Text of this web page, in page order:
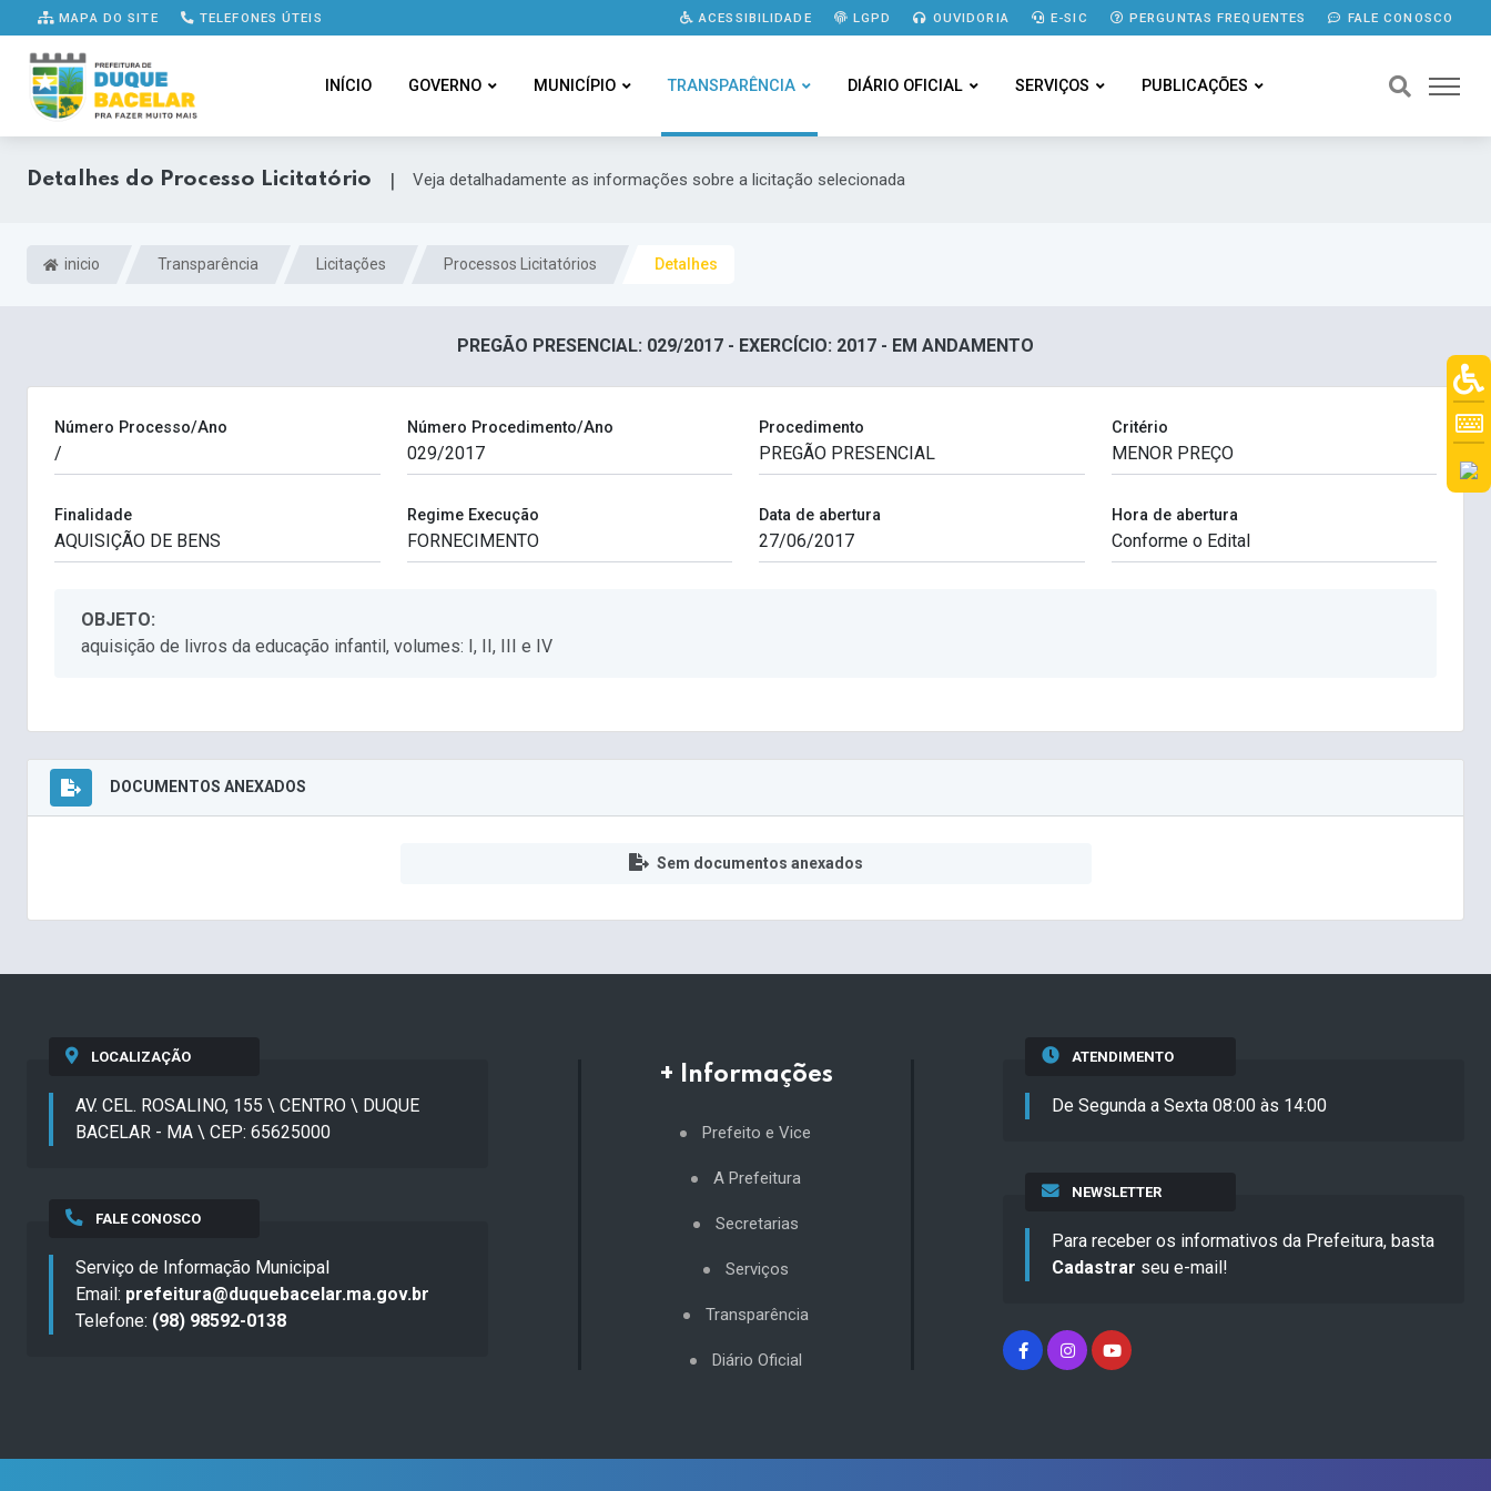
MAPA DO SITE TELEFONES ÚTEIS ACESSIBILIDADE LGPD OUVIDORIA E-SIC PERGUNTAS FREQUENTES FALE CONOSCO
INÍCIO GOVERNO MUNICÍPIO TRANSPARÊNCIA DIÁRIO OFICIAL SERVIÇOS PUBLICAÇÕES
Detalhes do Processo Licitatório | Veja detalhadamente as informações sobre a licitação selecionada
inicio Transparência Licitações Processos Licitatórios Detalhes
PREGÃO PRESENCIAL: 029/2017 - EXERCÍCIO: 2017 - EM ANDAMENTO
Número Processo/Ano Número Procedimento/Ano Procedimento Critério
Finalidade Regime Execução Data de abertura Hora de abertura
OBJETO:
aquisição de livros da educação infantil, volumes: I, II, III e IV
DOCUMENTOS ANEXADOS
Sem documentos anexados
LOCALIZAÇÃO
AV. CEL. ROSALINO, 155 \ CENTRO \ DUQUE
BACELAR - MA \ CEP: 65625000
FALE CONOSCO
Serviço de Informação Municipal
Email: prefeitura@duquebacelar.ma.gov.br
Telefone: (98) 98592-0138
+ Informações
Prefeito e Vice
A Prefeitura
Secretarias
Serviços
Transparência
Diário Oficial
ATENDIMENTO
De Segunda a Sexta 08:00 às 14:00
NEWSLETTER
Para receber os informativos da Prefeitura, basta
Cadastrar seu e-mail!